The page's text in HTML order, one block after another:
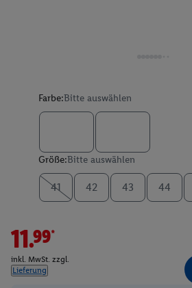
Farbe:Bitte auswählen
Größe:Bitte auswählen
41 42 43 44
11.99*
inkl. MwSt. zzgl.
Lieferung